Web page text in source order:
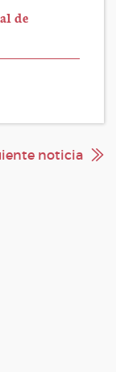
de
noticia